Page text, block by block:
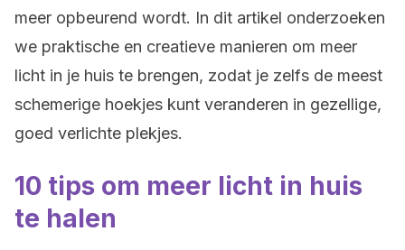
meer opbeurend wordt. In dit artikel onderzoeken
we praktische en creatieve manieren om meer
licht in je huis te brengen, zodat je zelfs de meest
schemerige hoekjes kunt veranderen in gezellige,
goed verlichte plekjes.
10 tips om meer licht in huis
te halen